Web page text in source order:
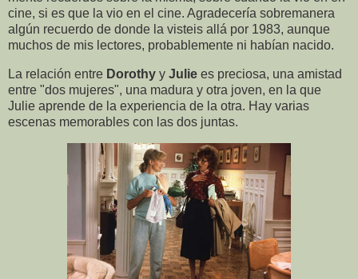
cine, si es que la vio en el cine. Agradecería sobremanera
algún recuerdo de donde la visteis allá por 1983, aunque
muchos de mis lectores, probablemente ni habían nacido.
La relación entre Dorothy y Julie es preciosa, una amistad
entre "dos mujeres", una madura y otra joven, en la que
Julie aprende de la experiencia de la otra. Hay varias
escenas memorables con las dos juntas.